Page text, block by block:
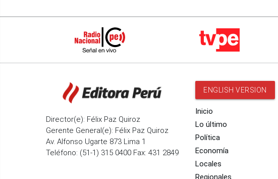
Director(e): Félix Paz Quiroz
Gerente General(e): Félix Paz Quiroz
Av. Alfonso Ugarte 873 Lima 1
Teléfono: (51-1) 315 0400 Fax: 431 2849
ENGLISH VERSION
Inicio
Lo último
Política
Economía
Locales
Regionales